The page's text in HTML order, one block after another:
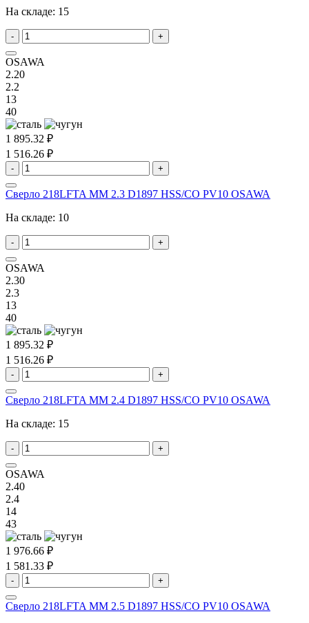
На складе: 15
- +
OSAWA
2.20
2.2
13
40
1 895.32 ₽
1 516.26 ₽
- +
Сверло 218LFTA MM 2.3 D1897 HSS/CO PV10 OSAWA
На складе: 10
- +
OSAWA
2.30
2.3
13
40
1 895.32 ₽
1 516.26 ₽
- +
Сверло 218LFTA MM 2.4 D1897 HSS/CO PV10 OSAWA
На складе: 15
- +
OSAWA
2.40
2.4
14
43
1 976.66 ₽
1 581.33 ₽
- +
Сверло 218LFTA MM 2.5 D1897 HSS/CO PV10 OSAWA